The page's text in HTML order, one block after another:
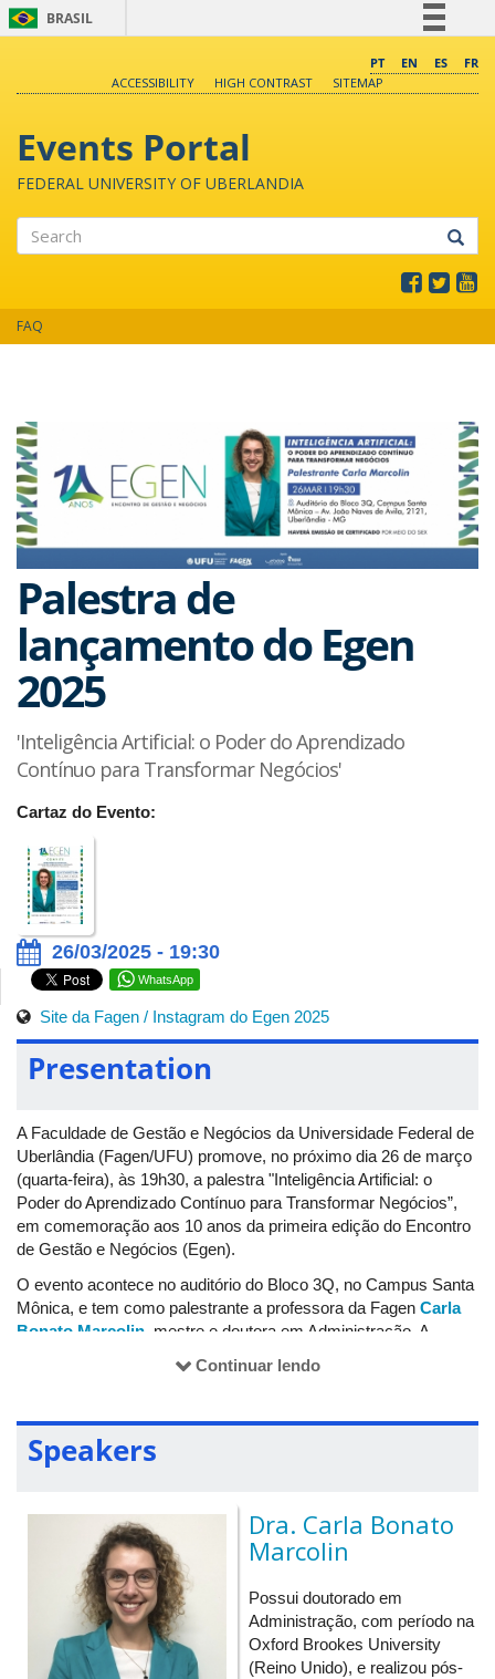
BRASIL
Comunica BR
Canais
PT EN ES
FR
ACCESSIBILITY
HIGH CONTRAST SITEMAP
Events Portal
FEDERAL UNIVERSITY OF UBERLANDIA
FAQ
Palestra de
lançamento do Egen
2025
'Inteligência Artificial: o Poder do Aprendizado
Contínuo para Transformar Negócios'
Cartaz do Evento:
26/03/2025 - 19:30
WhatsApp
Site da Fagen / Instagram do Egen 2025
Presentation
A Faculdade de Gestão e Negócios da Universidade Federal de
Uberlândia (Fagen/UFU) promove, no próximo dia 26 de março
(quarta-feira), às 19h30, a palestra "Inteligência Artificial: o
Poder do Aprendizado Contínuo para Transformar Negócios”,
em comemoração aos 10 anos da primeira edição do Encontro
de Gestão e Negócios (Egen).
O evento acontece no auditório do Bloco 3Q, no Campus Santa
Mônica, e tem como palestrante a professora da Fagen Carla
Bonato Marcolin , mestre e doutora em Administração. A
inscrição. Ao final, serão emitidos certificados pelo Sistema de
O Egen é um evento bianual, que reúne especialistas,
acadêmicos e profissionais de diversas áreas para criar
de informações na era digital. O encontro aborda temas como:
Transformação digital, Inteligência artificial, Habilidades
essenciais para os profissionais da nova era digital e Gestão e
otimização de tecnologias para eficiência operacional.
Para fica a par da programação e outras informações sobre o
Encontro de Gestão e Negócios, acessea página oficial do
evento
Continuar lendo
Speakers
Dra. Carla Bonato
Marcolin
Possui doutorado em
Administração, com período na
Oxford Brookes University
(Reino Unido), e realizou pós-